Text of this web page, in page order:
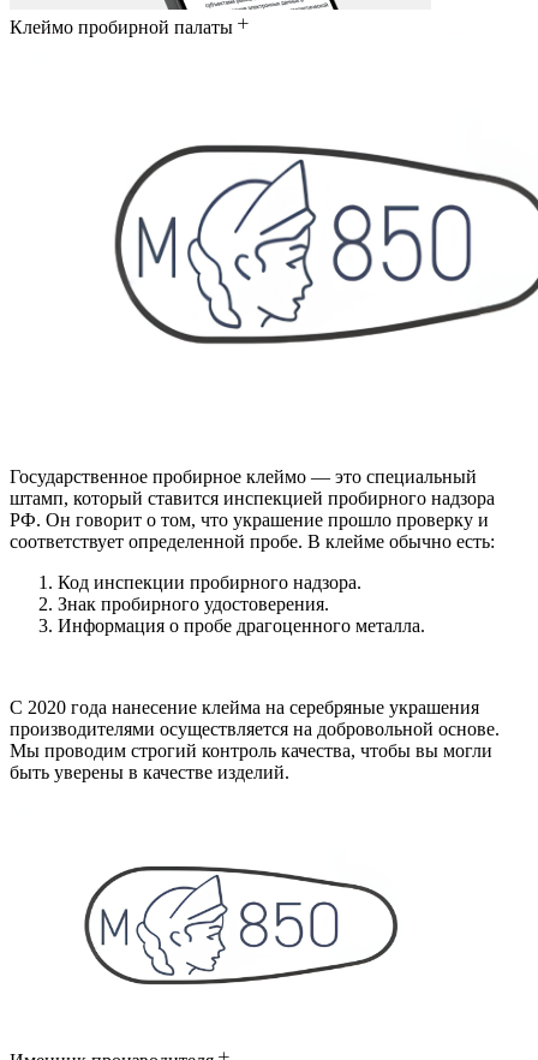
Клеймо пробирной палаты
Государственное пробирное клеймо — это специальный
штамп, который ставится инспекцией пробирного надзора
РФ. Он говорит о том, что украшение прошло проверку и
соответствует определенной пробе. В клейме обычно есть:
Код инспекции пробирного надзора.
Знак пробирного удостоверения.
Информация о пробе драгоценного металла.
С 2020 года нанесение клейма на серебряные украшения
производителями осуществляется на добровольной основе.
Мы проводим строгий контроль качества, чтобы вы могли
быть уверены в качестве изделий.